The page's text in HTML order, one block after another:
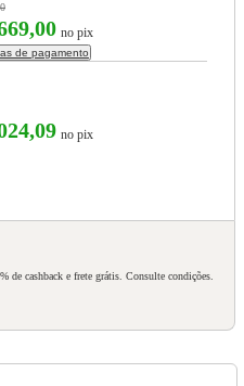
no pix
de pagamento
no pix
de cashback e frete grátis. Consulte condições.